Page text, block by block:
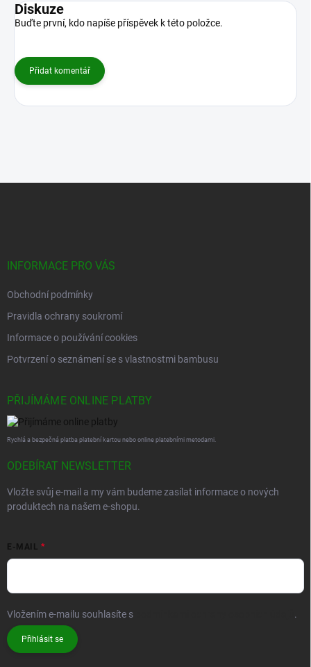
Diskuze
Buďte první, kdo napíše příspěvek k této položce.
Přidat komentář
INFORMACE PRO VÁS
Obchodní podmínky
Pravidla ochrany soukromí
Informace o používání cookies
Potvrzení o seznámení se s vlastnostmi bambusu
PŘIJÍMÁME ONLINE PLATBY
Rychlá a bezpečná platba platební kartou nebo online platebními metodami.
ODEBÍRAT NEWSLETTER
Vložte svůj e-mail a my vám budeme zasílat informace o nových
produktech na našem e-shopu.
E-MAIL
Vložením e-mailu souhlasíte s .
Přihlásit se